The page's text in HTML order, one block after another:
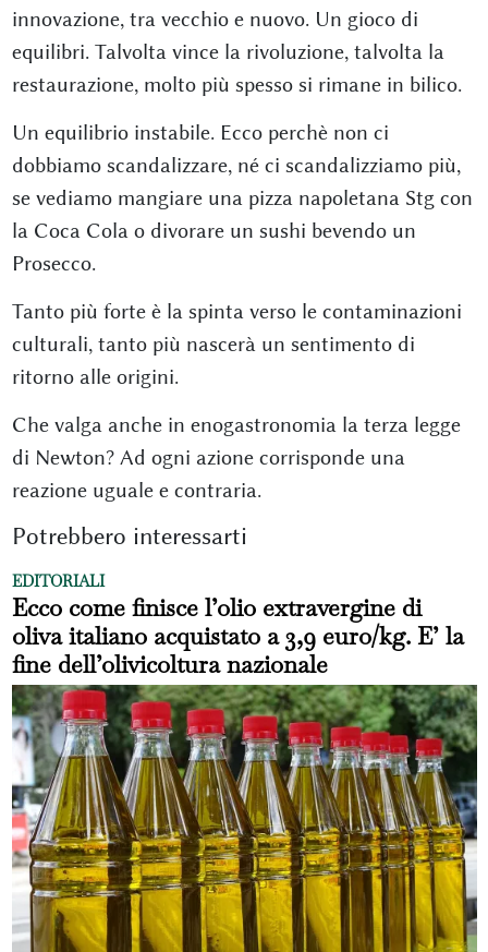
innovazione, tra vecchio e nuovo. Un gioco di
equilibri. Talvolta vince la rivoluzione, talvolta la
restaurazione, molto più spesso si rimane in bilico.
Un equilibrio instabile. Ecco perchè non ci
dobbiamo scandalizzare, né ci scandalizziamo più,
se vediamo mangiare una pizza napoletana Stg con
la Coca Cola o divorare un sushi bevendo un
Prosecco.
Tanto più forte è la spinta verso le contaminazioni
culturali, tanto più nascerà un sentimento di
ritorno alle origini.
Che valga anche in enogastronomia la terza legge
di Newton? Ad ogni azione corrisponde una
reazione uguale e contraria.
Potrebbero interessarti
EDITORIALI
Ecco come finisce l’olio extravergine di
oliva italiano acquistato a 3,9 euro/kg. E’ la
fine dell’olivicoltura nazionale